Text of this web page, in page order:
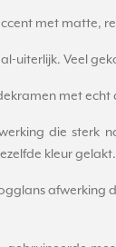
met matte,
uiterlijk. Veel
met
die sterk
kleur gelakt.
afwerking